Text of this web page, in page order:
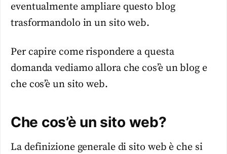
eventualmente ampliare questo blog
trasformandolo in un sito web.
Per capire come rispondere a questa
domanda vediamo allora che cos’è un blog e
che cos’è un sito web.
Che cos’è un sito web?
La definizione generale di sito web è che si